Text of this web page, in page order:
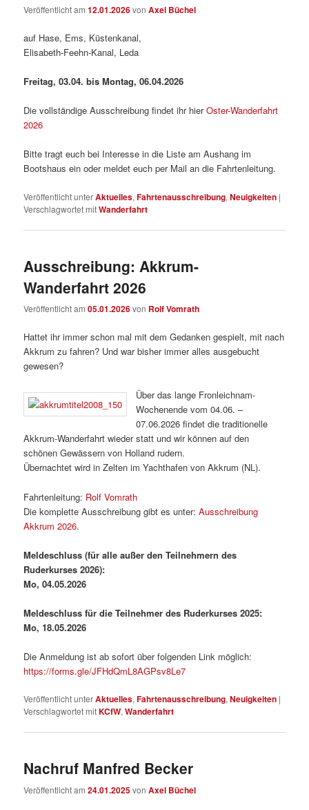
Veröffentlicht am12.01.2026vonAxel Büchel
auf Hase, Ems, Küstenkanal,
Elisabeth-Feehn-Kanal, Leda
Freitag, 03.04. bis Montag, 06.04.2026
Die vollständige Ausschreibung findet ihr hierOster-Wanderfahrt
2026
Bitte tragt euch bei Interesse in die Liste am Aushang im
Bootshaus ein oder meldet euch per Mail an die Fahrtenleitung.
Veröffentlicht unterAktuelles,Fahrtenausschreibung,Neuigkeiten |
Verschlagwortet mitWanderfahrt
Ausschreibung: Akkrum-
Wanderfahrt 2026
Veröffentlicht am05.01.2026von Rolf Vomrath
Hattet ihr immer schon mal mit dem Gedanken gespielt, mit nach
Akkrum zu fahren? Und war bisher immer alles ausgebucht
gewesen?
Über das lange Fronleichnam-
Wochenende vom 04.06. –
07.06.2026 findet die traditionelle
Akkrum-Wanderfahrt wieder statt und wir können auf den
schönen Gewässern von Holland rudern.
Übernachtet wird in Zelten im Yachthafen von Akkrum (NL).
Fahrtenleitung: Rolf Vomrath
Die komplette Ausschreibung gibt es unter:Ausschreibung
Akkrum 2026.
Meldeschluss (für alle außer den Teilnehmern des
Ruderkurses 2026):
Mo, 04.05.2026
Meldeschluss für die Teilnehmer des Ruderkurses 2025:
Mo, 18.05.2026
Die Anmeldung ist ab sofort über folgenden Link möglich:
https://forms.gle/JFHdQmL8AGPsv8Le7
Veröffentlicht unterAktuelles,Fahrtenausschreibung,Neuigkeiten |
Verschlagwortet mitKCfW,Wanderfahrt
Nachruf Manfred Becker
Veröffentlicht am24.01.2025vonAxel Büchel